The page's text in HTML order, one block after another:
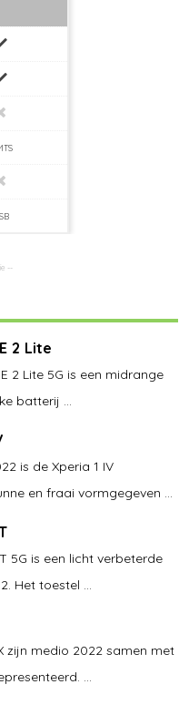
2 Lite
2 Lite 5G is een midrange
batterij ...
is de Xperia 1 IV
en fraai vormgegeven ...
5G is een licht verbeterde
Het toestel ...
zijn medio 2022 samen met
...